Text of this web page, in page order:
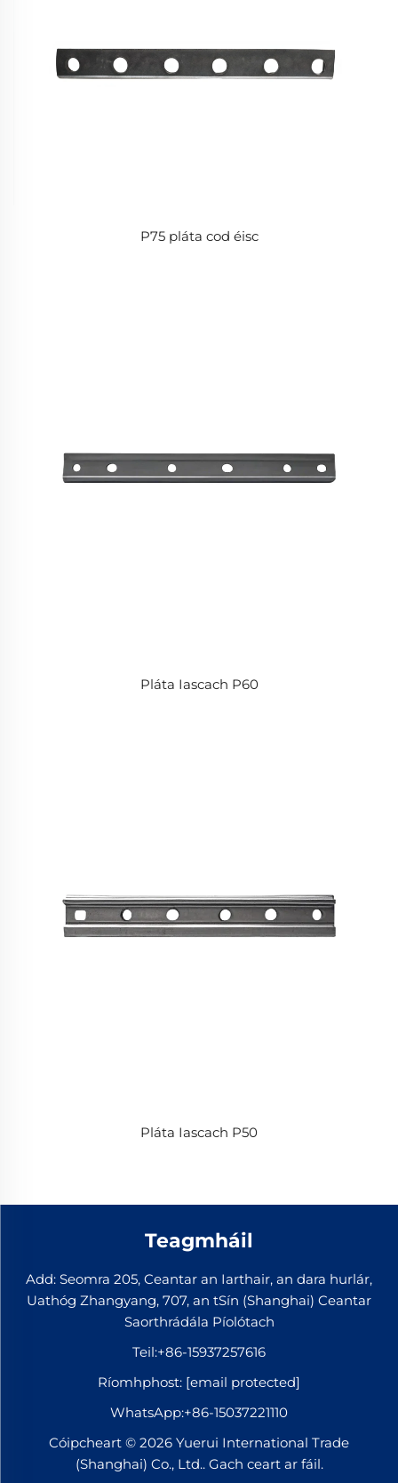
P75 pláta cod éisc
Pláta Iascach P60
Pláta Iascach P50
Teagmháil
Add: Seomra 205, Ceantar an Iarthair, an dara hurlár,
Uathóg Zhangyang, 707, an tSín (Shanghai) Ceantar
Saorthrádála Píolótach
Teil:+86-15937257616
Ríomhphost: [email protected]
WhatsApp:+86-15037221110
Cóipcheart © 2026 Yuerui International Trade
(Shanghai) Co., Ltd.. Gach ceart ar fáil.